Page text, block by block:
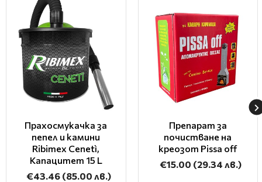
Прахосмукачка за
пепел и камини
Ribimex Cenetì,
Капацитет 15 L
€43.46 (85.00 лв.)
Препарат за
почистване на
креозот Pissa off
€15.00 (29.34 лв.)